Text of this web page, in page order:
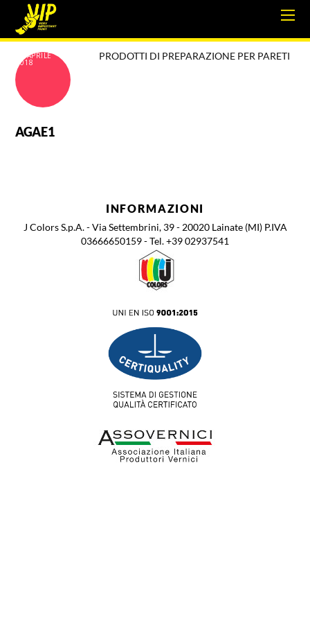
18 APRILE
2018
AGAE1
PRODOTTI DI PREPARAZIONE PER PARETI
INFORMAZIONI
J Colors S.p.A. - Via Settembrini, 39 - 20020 Lainate (MI) P.IVA
03666650159 - Tel. +39 02937541